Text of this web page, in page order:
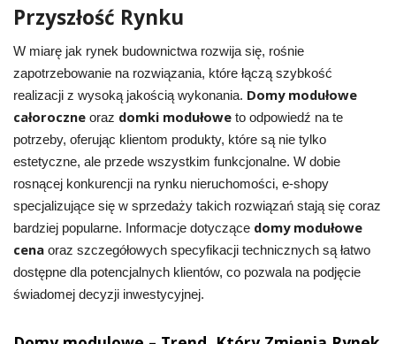
Przyszłość Rynku
W miarę jak rynek budownictwa rozwija się, rośnie
zapotrzebowanie na rozwiązania, które łączą szybkość
realizacji z wysoką jakością wykonania. Domy modułowe
całoroczneoraz domki modułoweto odpowiedź na te
potrzeby, oferując klientom produkty, które są nie tylko
estetyczne, ale przede wszystkim funkcjonalne. W dobie
rosnącej konkurencji na rynku nieruchomości, e-shopy
specjalizujące się w sprzedaży takich rozwiązań stają się coraz
bardziej popularne. Informacje dotyczące domy modułowe
cenaoraz szczegółowych specyfikacji technicznych są łatwo
dostępne dla potencjalnych klientów, co pozwala na podjęcie
świadomej decyzji inwestycyjnej.